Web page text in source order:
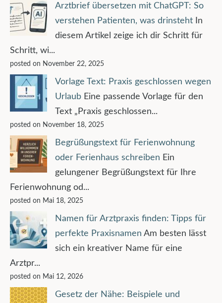
Arztbrief übersetzen mit ChatGPT: So
verstehen Patienten, was drinsteht
In
diesem Artikel zeige ich dir Schritt für
Schritt, wi...
posted on November 22, 2025
Vorlage Text: Praxis geschlossen wegen
Urlaub Eine passende Vorlage für den
Text „Praxis geschlossen...
posted on November 18, 2025
Begrüßungstext für Ferienwohnung
oder Ferienhaus schreiben Ein
gelungener Begrüßungstext für Ihre
Ferienwohnung od...
posted on Mai 18, 2025
Namen für Arztpraxis finden: Tipps für
perfekte Praxisnamen Am besten lässt
sich ein kreativer Name für eine
Arztpr...
posted on Mai 12, 2026
Gesetz der Nähe: Beispiele und